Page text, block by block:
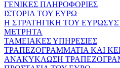
ΓΕΝΙΚΕΣ ΠΛΗΡΟΦΟΡΙΕΣ
ΙΣΤΟΡΙΑ ΤΟΥ ΕΥΡΩ
Η ΣΤΡΑΤΗΓΙΚΗ ΤΟΥ
ΜΕΤΡΗΤΑ
ΤΑΜΕΙΑΚΕΣ ΥΠΗΡΕΣΙΕΣ
ΤΡΑΠΕΖΟΓΡΑΜΜΑΤΙΑ ΚΑΙ
ΑΝΑΚΥΚΛΩΣΗ